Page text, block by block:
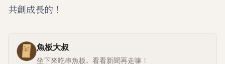
共創成長的！
魚板大叔
坐下來吃串魚板、看看新聞再走嘛！